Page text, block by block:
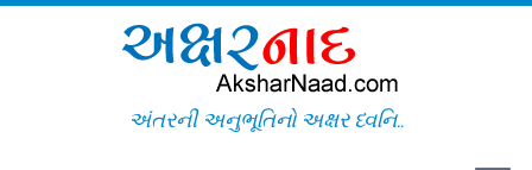
અંતરની અનુભૂતિનો અક્ષર ધ્વનિ..